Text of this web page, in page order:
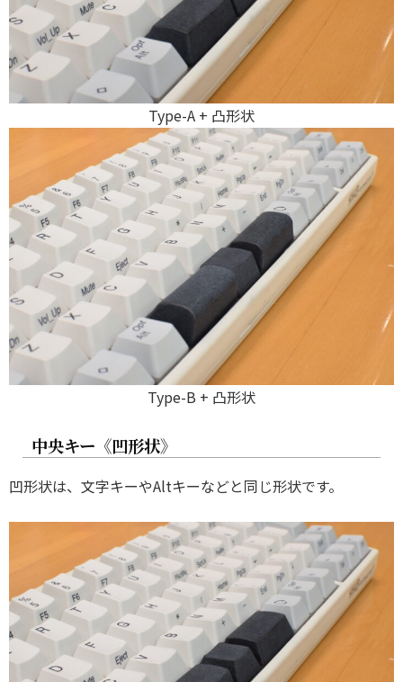
Type-A + 凸形状
Type-B + 凸形状
中央キー《凹形状》
凹形状は、文字キーやAltキーなどと同じ形状です。